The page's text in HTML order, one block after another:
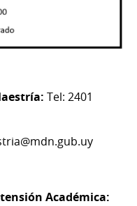
Tel: 2401
Académica: